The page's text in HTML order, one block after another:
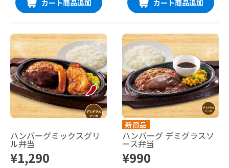
カート商品追加 カート商品追加
ハンバーグミックスグリ
ル弁当
¥1,290
新商品
ハンバーグ デミグラスソ
ース弁当
¥990